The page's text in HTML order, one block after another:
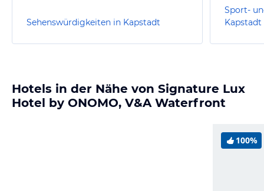
Sehenswürdigkeiten in Kapstadt
Sport-
Kapstadt
Hotels in der Nähe von Signature Lux
Hotel by ONOMO, V&A Waterfront
100%